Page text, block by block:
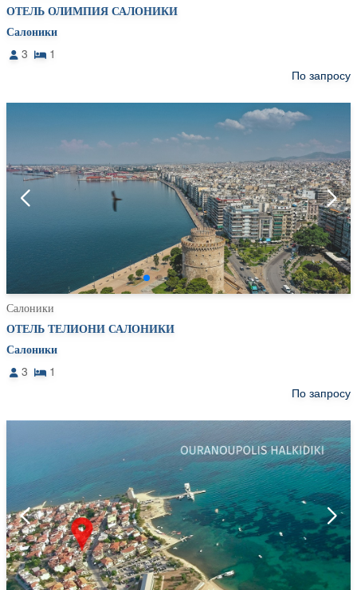
ОТЕЛЬ ОЛИМПИЯ САЛОНИКИ
Салоники
3
1
По запросу
Салоники
ОТЕЛЬ ТЕЛИОНИ САЛОНИКИ
Салоники
3
1
По запросу